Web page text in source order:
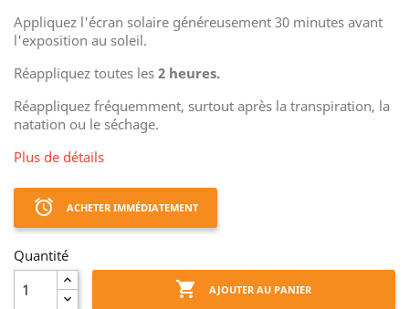
Appliquez l'écran solaire généreusement 30 minutes avant
l'exposition au soleil.
Réappliquez toutes les 2 heures.
Réappliquez fréquemment, surtout après la transpiration, la
natation ou le séchage.
Plus de détails
access_alarm ACHETER IMMÉDIATEMENT
Quantité
 AJOUTER AU PANIER